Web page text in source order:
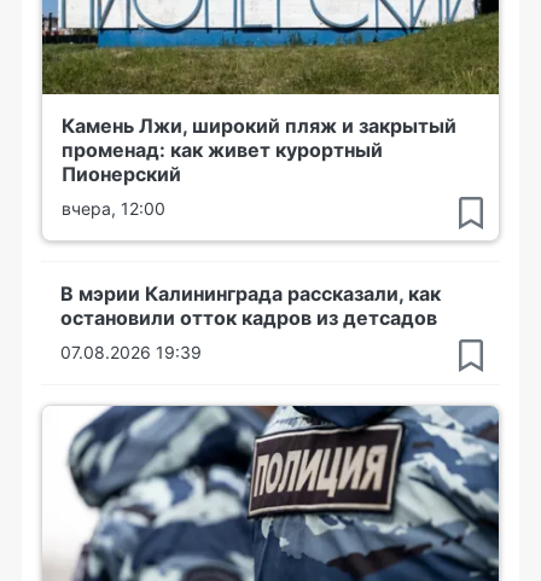
Камень Лжи, широкий пляж и закрытый
променад: как живет курортный
Пионерский
вчера, 12:00
В мэрии Калининграда рассказали, как
остановили отток кадров из детсадов
07.08.2026 19:39